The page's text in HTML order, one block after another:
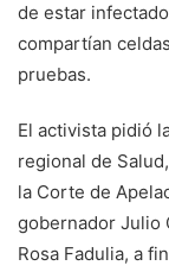
de estar
compartían
pruebas.
El activista pidió
regional de
la Corte de
gobernador Julio
Rosa Fadulia, a